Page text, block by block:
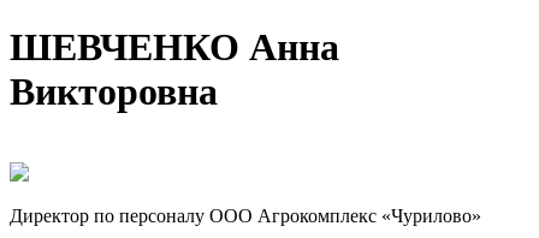
ШЕВЧЕНКО Анна
Викторовна
Директор по персоналу ООО Агрокомплекс «Чурилово»